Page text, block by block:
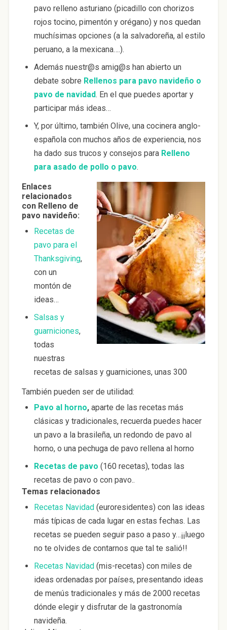
pavo relleno asturiano (picadillo con chorizos
rojos tocino, pimentón y orégano) y nos quedan
muchísimas opciones (a la salvadoreña, al estilo
peruano, a la mexicana….).
Además nuestr@s amig@s han abierto un
debate sobre Rellenos para pavo navideño o
pavo de navidad. En el que puedes aportar y
participar más ideas…
Y, por último, también Olive, una cocinera anglo-
española con muchos años de experiencia, nos
ha dado sus trucos y consejos para Relleno
para asado de pollo o pavo.
Enlaces
relacionados
con Relleno de
pavo navideño:
Recetas de
pavo para el
Thanksgiving,
con un
montón de
ideas…
Salsas y
guarniciones,
todas
nuestras
recetas de salsas y guarniciones, unas 300
También pueden ser de utilidad:
Pavo al horno,aparte de las recetas más
clásicas y tradicionales, recuerda puedes hacer
un pavo a la brasileña, un redondo de pavo al
horno, o una pechuga de pavo rellena al horno
Recetas de pavo (160 recetas), todas las
recetas de pavo o con pavo..
Temas relacionados
Recetas Navidad(euroresidentes) con las ideas
más típicas de cada lugar en estas fechas. Las
recetas se pueden seguir paso a paso y…¡¡luego
no te olvides de contarnos que tal te salió!!
Recetas Navidad(mis-recetas) con miles de
ideas ordenadas por países, presentando ideas
de menús tradicionales y más de 2000 recetas
dónde elegir y disfrutar de la gastronomía
navideña.